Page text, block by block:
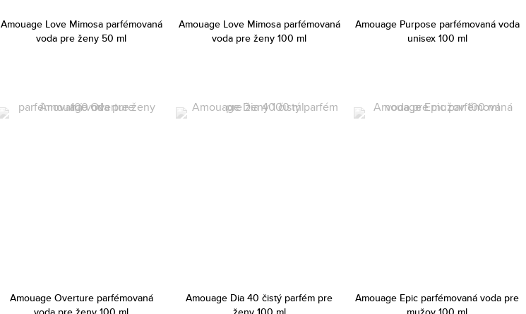
Amouage Love Mimosa parfémovaná
voda pre ženy 50 ml
Amouage Love Mimosa parfémovaná
voda pre ženy 100 ml
Amouage Purpose parfémovaná voda
unisex 100 ml
Amouage Overture parfémovaná
Amouage Dia 40 čistý parfém pre
Amouage Epic parfémovaná voda pre